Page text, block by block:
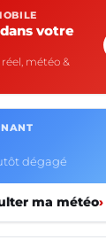
votre
météo &
dégagé
ma météo›